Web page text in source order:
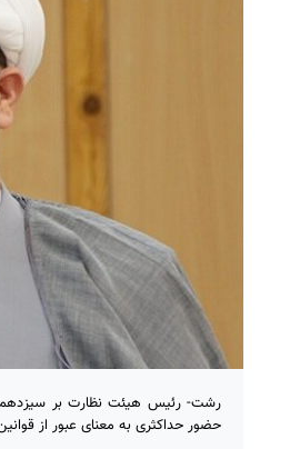
رشت- رئیس هیئت نظارت بر
حضور حداکثری به معنای عبور از